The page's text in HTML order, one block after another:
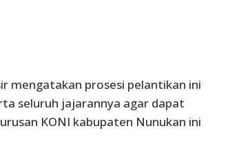
mengatakan prosesi pelantikan ini
seluruh jajarannya agar dapat
KONI kabupaten Nunukan ini